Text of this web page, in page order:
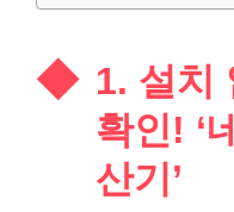
1. 설치
확인! ‘
산기’